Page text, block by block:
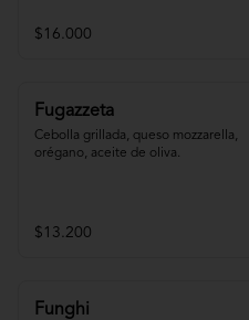
$16.000
Fugazzeta
Cebolla grillada, queso mozzarella,
orégano, aceite de oliva.
$13.200
Funghi